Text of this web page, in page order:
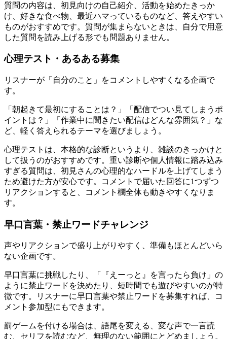
質問の内容は、初見向けの自己紹介、活動を始めたきっか
け、好きな食べ物、最近ハマっているものなど、答えやすい
ものがおすすめです。質問が集まらないときは、自分で用意
した質問を読み上げる形でも問題ありません。
心理テスト・あるある募集
リスナーが「自分のこと」をコメントしやすくなる企画で
す。
「朝起きて最初にすることは？」「配信でつい見てしまうポ
イントは？」「作業中に聞きたい配信はどんな雰囲気？」な
ど、軽く答えられるテーマを選びましょう。
心理テストは、本格的な診断というより、雑談のきっかけと
して扱うのがおすすめです。重い診断や個人情報に踏み込み
すぎる質問は、初見さんの心理的なハードルを上げてしまう
ため避けた方が安心です。コメントで届いた回答に1つずつ
リアクションすると、コメント欄全体も動きやすくなりま
す。
早口言葉・禁止ワードチャレンジ
声やリアクションで盛り上がりやすく、準備もほとんどいら
ない企画です。
早口言葉に挑戦したり、「『えーっと』を言ったら負け」の
ように禁止ワードを決めたり、短時間でも遊びやすいのが特
徴です。リスナーに早口言葉や禁止ワードを募集すれば、コ
メント参加型にもできます。
罰ゲームを付ける場合は、語尾を変える、変な声で一言読
む、セリフを読むなど、無理のない範囲にとどめましょう。